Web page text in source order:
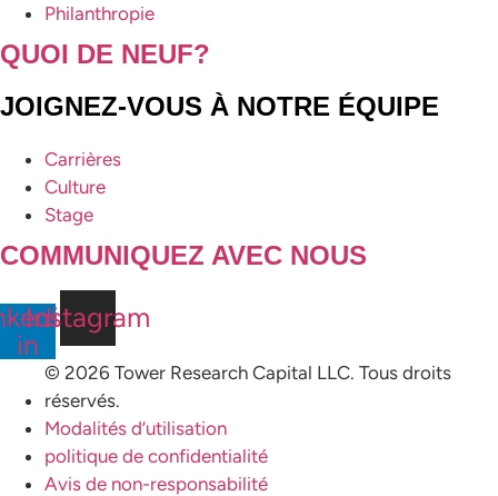
Philanthropie
QUOI DE NEUF?
JOIGNEZ-VOUS À NOTRE ÉQUIPE
Carrières
Culture
Stage
COMMUNIQUEZ AVEC NOUS
in
Instagram
© 2026 Tower Research Capital LLC. Tous droits
réservés.
Modalités d’utilisation
politique de confidentialité
Avis de non-responsabilité